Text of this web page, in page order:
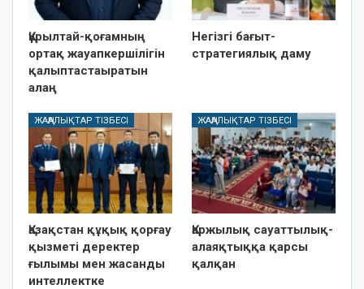
Құрылтай-қоғамның
ортақ жауапкершілігін
қалыптастаыратын
алаң
Негізгі бағыт-
стратегиялық даму
ЖАҢАЛЫҚТАР ТІЗБЕСІ
Қазақстан құқық қорғау
қызметі деректер
ғылымы мен жасанды
интеллектке
ЖАҢАЛЫҚТАР ТІЗБЕСІ
Қаржылық сауаттылық-
алаяқтыққа қарсы
қалқан